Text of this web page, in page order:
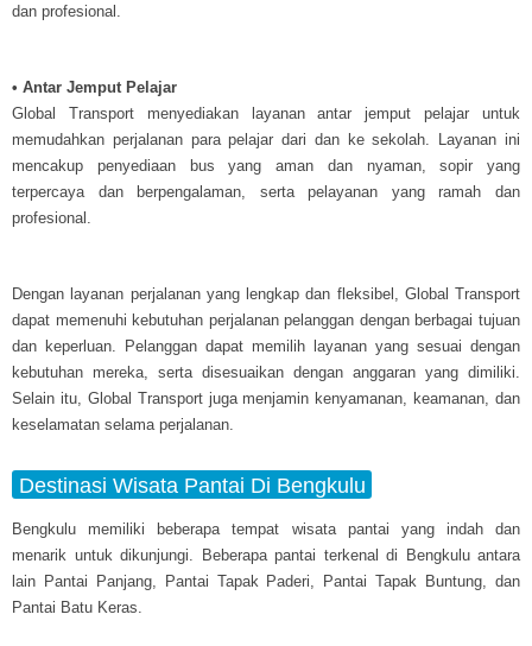
dan profesional.
• Antar Jemput Pelajar
Global Transport menyediakan layanan antar jemput pelajar untuk
memudahkan perjalanan para pelajar dari dan ke sekolah. Layanan ini
mencakup penyediaan bus yang aman dan nyaman, sopir yang
terpercaya dan berpengalaman, serta pelayanan yang ramah dan
profesional.
Dengan layanan perjalanan yang lengkap dan fleksibel, Global Transport
dapat memenuhi kebutuhan perjalanan pelanggan dengan berbagai tujuan
dan keperluan. Pelanggan dapat memilih layanan yang sesuai dengan
kebutuhan mereka, serta disesuaikan dengan anggaran yang dimiliki.
Selain itu, Global Transport juga menjamin kenyamanan, keamanan, dan
keselamatan selama perjalanan.
Destinasi Wisata Pantai Di Bengkulu
Bengkulu memiliki beberapa tempat wisata pantai yang indah dan
menarik untuk dikunjungi. Beberapa pantai terkenal di Bengkulu antara
lain Pantai Panjang, Pantai Tapak Paderi, Pantai Tapak Buntung, dan
Pantai Batu Keras.